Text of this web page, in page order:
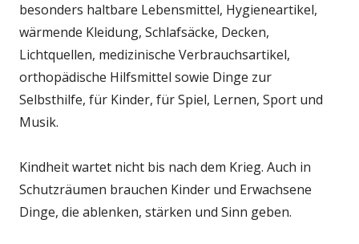
besonders haltbare Lebensmittel, Hygieneartikel,
wärmende Kleidung, Schlafsäcke, Decken,
Lichtquellen, medizinische Verbrauchsartikel,
orthopädische Hilfsmittel sowie Dinge zur
Selbsthilfe, für Kinder, für Spiel, Lernen, Sport und
Musik.
Kindheit wartet nicht bis nach dem Krieg. Auch in
Schutzräumen brauchen Kinder und Erwachsene
Dinge, die ablenken, stärken und Sinn geben.